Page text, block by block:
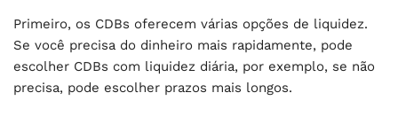
Primeiro, os CDBs oferecem várias opções de liquidez.
Se você precisa do dinheiro mais rapidamente, pode
escolher CDBs com liquidez diária, por exemplo, se não
precisa, pode escolher prazos mais longos.